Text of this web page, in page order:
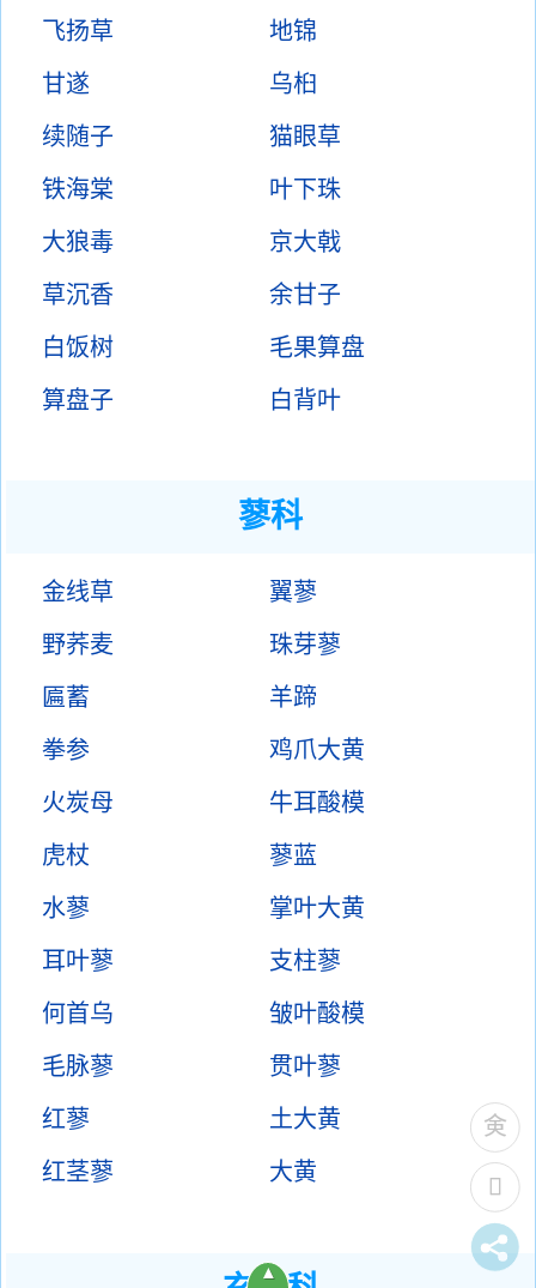
飞扬草
地锦
甘遂
乌桕
续随子
猫眼草
铁海棠
叶下珠
大狼毒
京大戟
草沉香
余甘子
白饭树
毛果算盘
算盘子
白背叶
蓼科
金线草
翼蓼
野荞麦
珠芽蓼
匾蓄
羊蹄
拳参
鸡爪大黄
火炭母
牛耳酸模
虎杖
蓼蓝
水蓼
掌叶大黄
耳叶蓼
支柱蓼
何首乌
皱叶酸模
毛脉蓼
贯叶蓼
红蓼
土大黄
红茎蓼
大黄
▲